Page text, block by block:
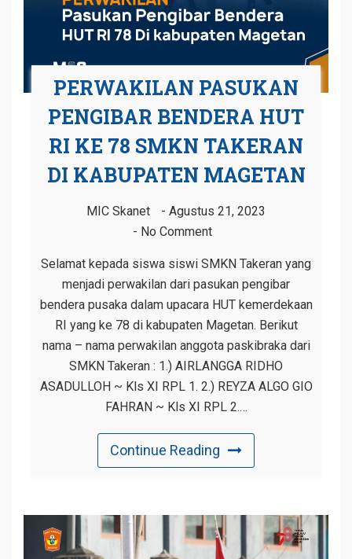
PERWAKILAN PASUKAN
PENGIBAR BENDERA HUT
RI KE 78 SMKN TAKERAN
DI KABUPATEN MAGETAN
MIC Skanet
Agustus 21, 2023
No Comment
Selamat kepada siswa siswi SMKN Takeran yang
menjadi perwakilan dari pasukan pengibar
bendera pusaka dalam upacara HUT kemerdekaan
RI yang ke 78 di kabupaten Magetan. Berikut
nama – nama perwakilan anggota paskibraka dari
SMKN Takeran : 1.) AIRLANGGA RIDHO
ASADULLOH ~ Kls XI RPL 1. 2.) REYZA ALGO GIO
FAHRAN ~ Kls XI RPL 2.…
Continue Reading